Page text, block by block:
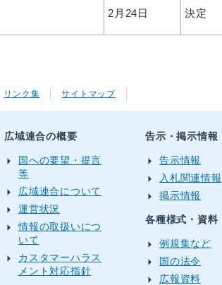
2月24日 決定
リンク集 サイトマップ
広域連合の概要
国への要望・提言
等
広域連合について
運営状況
情報の取扱いにつ
いて
カスタマーハラス
メント対応指針
告示・掲示情報
告示情報
入札関連情報
掲示情報
各種様式・資料
例規集など
国の法令
広報資料